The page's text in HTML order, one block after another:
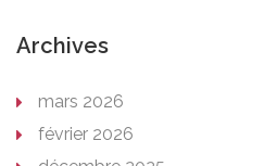
Archives
mars 2026
février 2026